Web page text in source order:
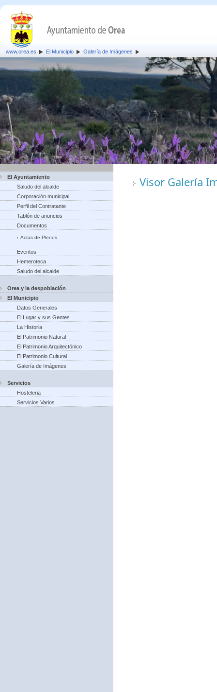
www.orea.es El Municipio Galería de Imágenes
El Ayuntamiento
Saludo del alcalde
Corporación municipal
Perfil del Contratante
Tablón de anuncios
Documentos
Actas de Plenos
Eventos
Hemeroteca
Saludo del alcalde
Orea y la despoblación
El Municipio
Datos Generales
El Lugar y sus Gentes
La Historia
El Patrimonio Natural
El Patrimonio Arquitectónico
El Patrimonio Cultural
Galería de Imágenes
Servicios
Hosteleria
Servicios Varios
Visor Galería